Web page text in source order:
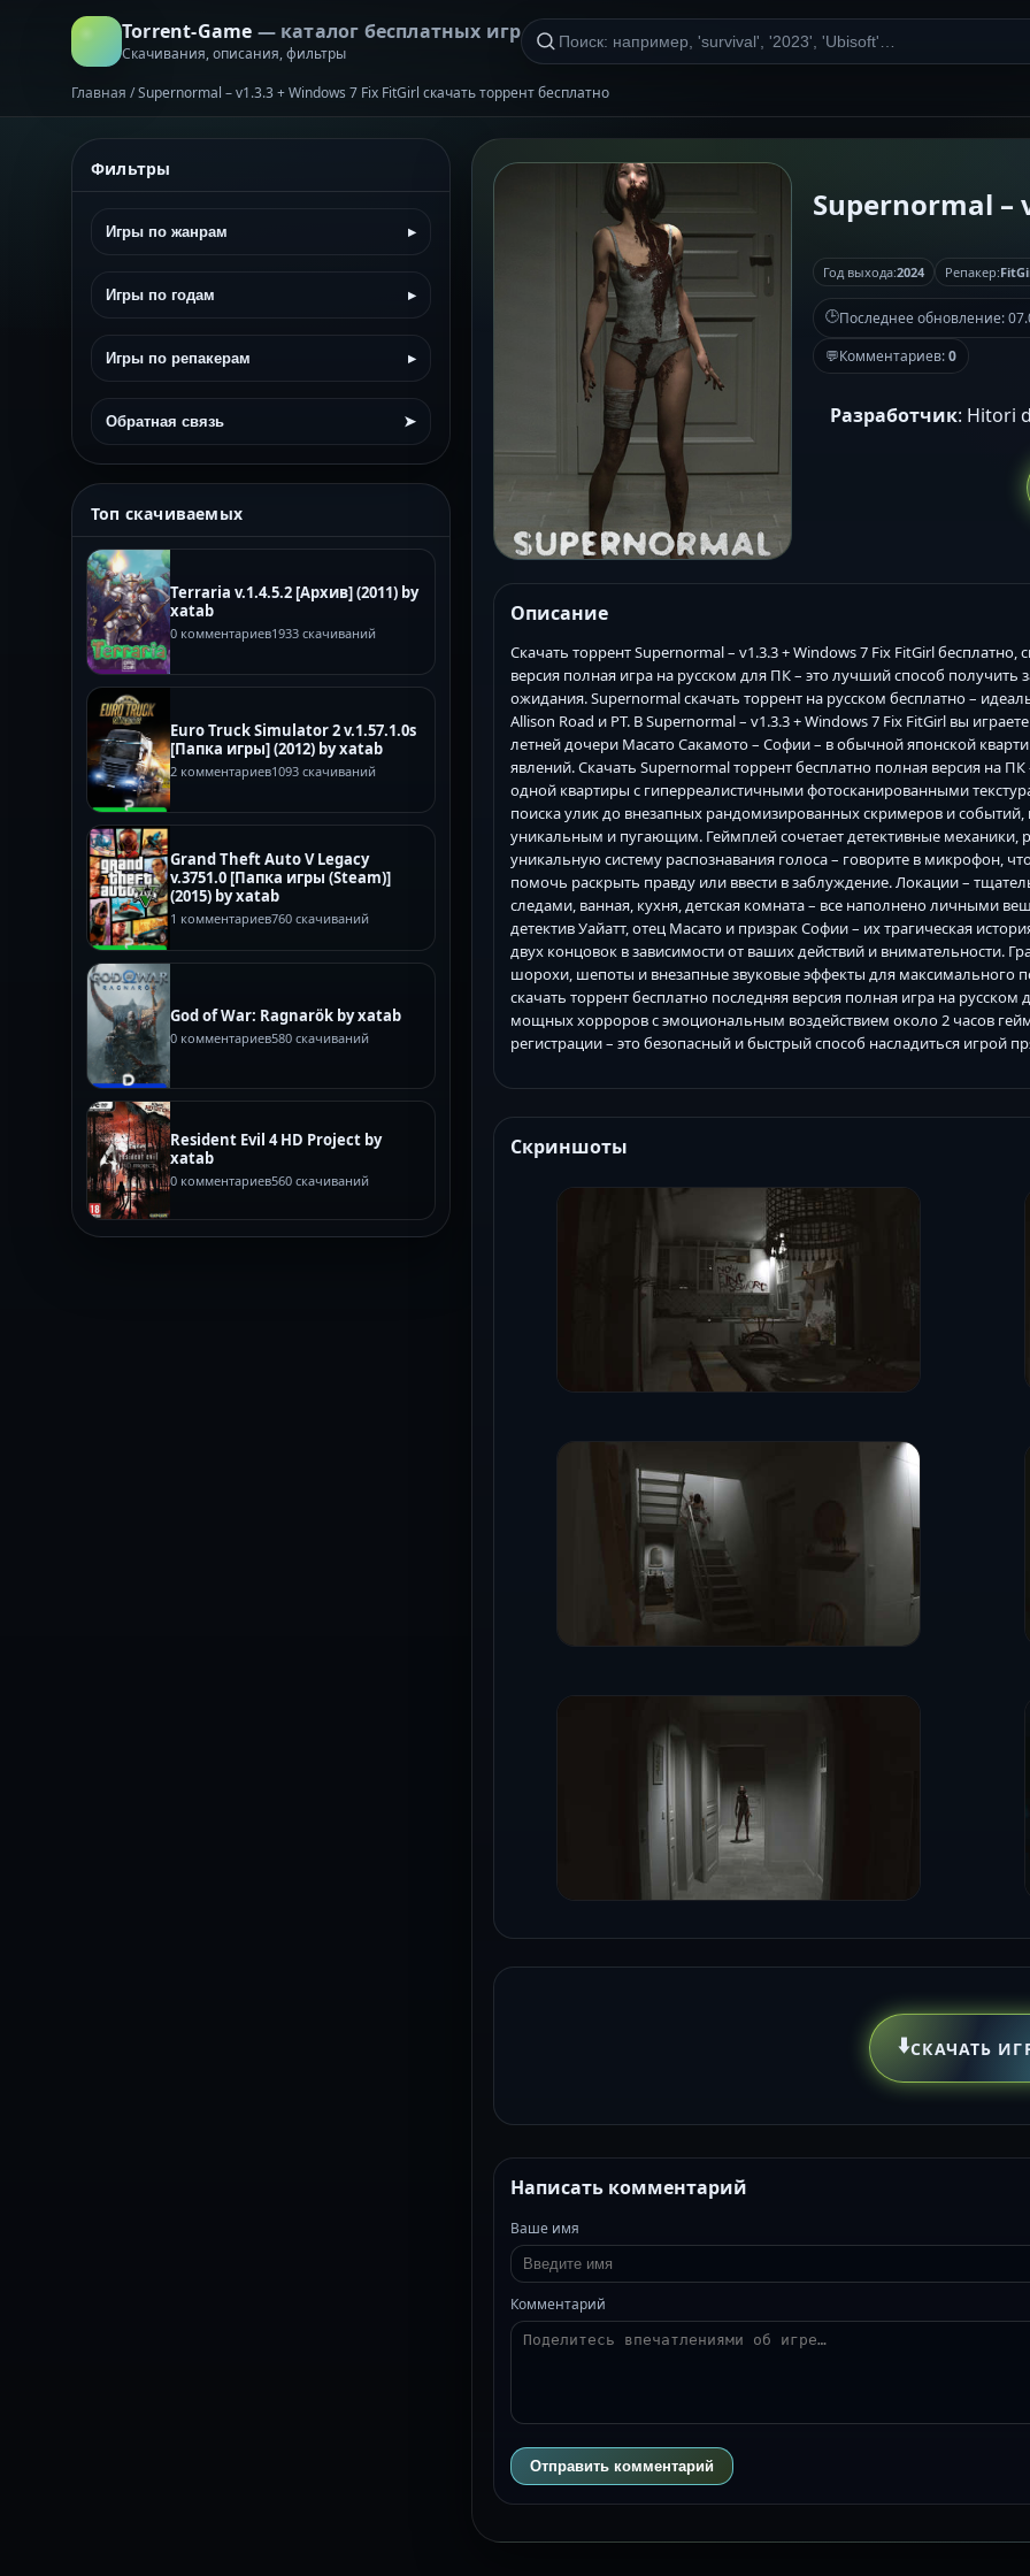
Torrent-Game — каталог бесплатных игр
Скачивания, описания, фильтры
Главная /Supernormal – v1.3.3 + Windows 7 Fix FitGirl скачать торрент бесплатно
Фильтры
Игры по жанрам ▸
Игры по годам ▸
Игры по репакерам ▸
Обратная связь ➤
Топ скачиваемых
Terraria v.1.4.5.2 [Архив] (2011) by
xatab
0 комментариев1933 скачиваний
Euro Truck Simulator 2 v.1.57.1.0s
[Папка игры] (2012) by xatab
2 комментариев1093 скачиваний
Grand Theft Auto V Legacy
v.3751.0 [Папка игры (Steam)]
(2015) by xatab
1 комментариев760 скачиваний
God of War: Ragnarök by xatab
0 комментариев580 скачиваний
Resident Evil 4 HD Project by
xatab
0 комментариев560 скачиваний
Supernormal –
Год выхода:2024 Репакер:
🕒Последнее обновление:
💬Комментариев:0
Разработчик: Hitori
Описание
Скачать торрент Supernormal – v1.3.3 + Windows 7 Fix FitGirl
версия полная игра на русском для ПК – это лучший способ
ожидания. Supernormal скачать торрент на русском бесплатно –
Allison Road и PT. В Supernormal – v1.3.3 + Windows 7 Fix FitGirl вы
летней дочери Масато Сакамото – Софии – в обычной японской
явлений. Скачать Supernormal торрент бесплатно полная версия на
одной квартиры с гиперреалистичными фотосканированными
поиска улик до внезапных рандомизированных скримеров и
уникальным и пугающим. Геймплей сочетает детективные
уникальную систему распознавания голоса – говорите в микрофон,
помочь раскрыть правду или ввести в заблуждение. Локации –
следами, ванная, кухня, детская комната – все наполнено личными
детектив Уайатт, отец Масато и призрак Софии – их трагическая
двух концовок в зависимости от ваших действий и внимательности.
шорохи, шепоты и внезапные звуковые эффекты для максимального
скачать торрент бесплатно последняя версия полная игра на
мощных хорроров с эмоциональным воздействием около 2 часов
регистрации – это безопасный и быстрый способ насладиться игрой
Скриншоты
⬇️СКАЧАТЬ
Написать комментарий
Ваше имя
Комментарий
Отправить комментарий